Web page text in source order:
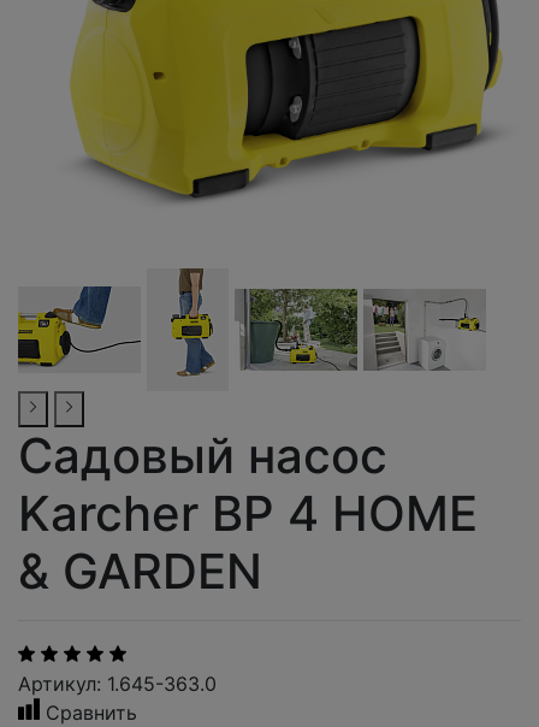
Садовый насос
Karcher BP 4 HOME
& GARDEN
Артикул: 1.645-363.0
Сравнить